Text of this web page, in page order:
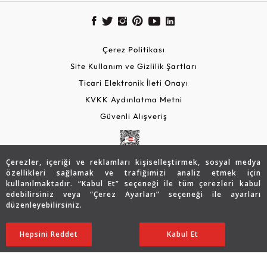
Çerezler, içeriği ve reklamları kişiselleştirmek, sosyal medya
özellikleri sağlamak ve trafiğimizi analiz etmek için
kullanılmaktadır. “Kabul Et” seçeneği ile tüm çerezleri kabul
edebilirsiniz veya “Çerez Ayarları” seçeneği ile ayarları
düzenleyebilirsiniz.
Ayarları Düzenle
Hepsini Reddet Kabul Et
65.030 TL
45.555TL SATIN ALIN
Çerez Politikası
Site Kullanım ve Gizlilik Şartları
Ticari Elektronik İleti Onayı
KVKK Aydınlatma Metni
Güvenli Alışveriş
Copyright © 2026 Assos Pırlanta - Bu sitenin tüm hakları